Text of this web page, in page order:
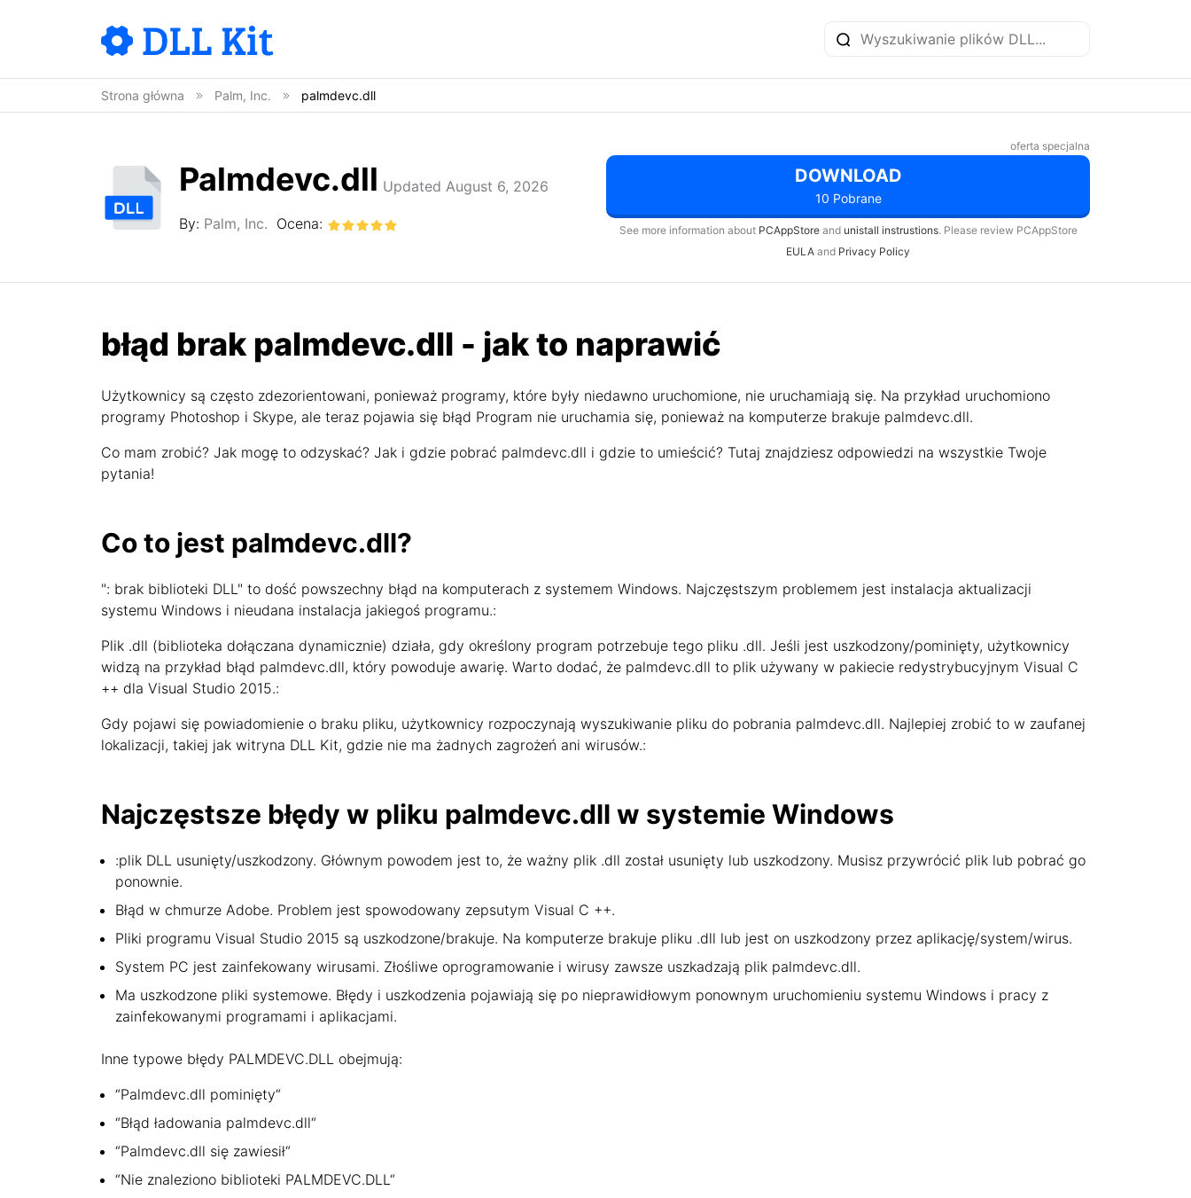
Strona główna Palm, Inc. palmdevc.dll
Palmdevc.dll Updated August 6, 2026
By: Palm, Inc. Ocena:
oferta specjalna
DOWNLOAD
10 Pobrane
See more information about PCAppStoreand unistall instrustions. Please review PCAppStore
EULA and Privacy Policy
błąd brak palmdevc.dll - jak to naprawić
Użytkownicy są często zdezorientowani, ponieważ programy, które były niedawno uruchomione, nie uruchamiają się. Na przykład uruchomiono
programy Photoshop i Skype, ale teraz pojawia się błąd Program nie uruchamia się, ponieważ na komputerze brakuje palmdevc.dll.
Co mam zrobić? Jak mogę to odzyskać? Jak i gdzie pobrać palmdevc.dll i gdzie to umieścić? Tutaj znajdziesz odpowiedzi na wszystkie Twoje
pytania!
Co to jest palmdevc.dll?
": brak biblioteki DLL" to dość powszechny błąd na komputerach z systemem Windows. Najczęstszym problemem jest instalacja aktualizacji
systemu Windows i nieudana instalacja jakiegoś programu.:
Plik .dll (biblioteka dołączana dynamicznie) działa, gdy określony program potrzebuje tego pliku .dll. Jeśli jest uszkodzony/pominięty, użytkownicy
widzą na przykład błąd palmdevc.dll, który powoduje awarię. Warto dodać, że palmdevc.dll to plik używany w pakiecie redystrybucyjnym Visual C
++ dla Visual Studio 2015.:
Gdy pojawi się powiadomienie o braku pliku, użytkownicy rozpoczynają wyszukiwanie pliku do pobrania palmdevc.dll. Najlepiej zrobić to w zaufanej
lokalizacji, takiej jak witryna DLL Kit, gdzie nie ma żadnych zagrożeń ani wirusów.:
Najczęstsze błędy w pliku palmdevc.dll w systemie Windows
:plik DLL usunięty/uszkodzony. Głównym powodem jest to, że ważny plik .dll został usunięty lub uszkodzony. Musisz przywrócić plik lub pobrać go
ponownie.
Błąd w chmurze Adobe. Problem jest spowodowany zepsutym Visual C ++.
Pliki programu Visual Studio 2015 są uszkodzone/brakuje. Na komputerze brakuje pliku .dll lub jest on uszkodzony przez aplikację/system/wirus.
System PC jest zainfekowany wirusami. Złośliwe oprogramowanie i wirusy zawsze uszkadzają plik palmdevc.dll.
Ma uszkodzone pliki systemowe. Błędy i uszkodzenia pojawiają się po nieprawidłowym ponownym uruchomieniu systemu Windows i pracy z
zainfekowanymi programami i aplikacjami.
Inne typowe błędy PALMDEVC.DLL obejmują:
“Palmdevc.dll pominięty“
“Błąd ładowania palmdevc.dll“
“Palmdevc.dll się zawiesił“
“Nie znaleziono biblioteki PALMDEVC.DLL“